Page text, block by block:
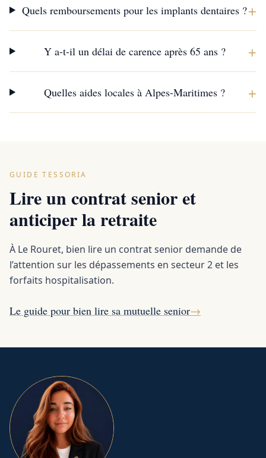
Quels remboursements pour les implants dentaires ?+
Y a-t-il un délai de carence après 65 ans ? +
Quelles aides locales à Alpes-Maritimes ? +
GUIDE TESSORIA
Lire un contrat senior et
anticiper la retraite
À Le Rouret, bien lire un contrat senior demande de
l’attention sur les dépassements en secteur 2 et les
forfaits hospitalisation.
Le guide pour bien lire sa mutuelle senior→